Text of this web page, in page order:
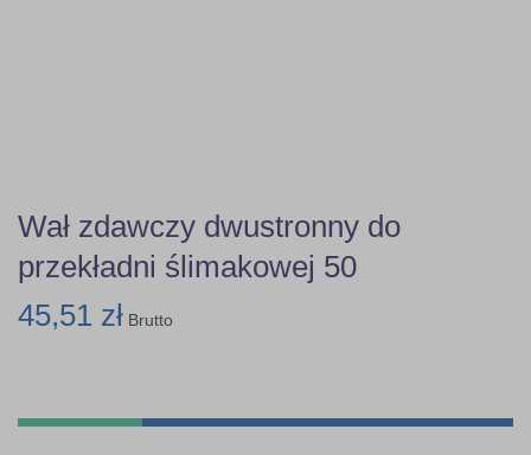
Wał zdawczy dwustronny do
przekładni ślimakowej 50
45,51 zł Brutto